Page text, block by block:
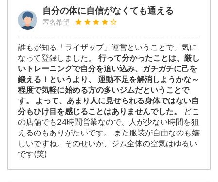
自分の体に自信がなくても通える
匿名希望
誰もが知る「ライザップ」運営ということで、気に
なって登録しました。 行って分かったことは、厳し
いトレーニングで自分を追い込み、ガチガチに己を
鍛える！というより、 運動不足を解消しようかな～
程度で気軽に始める方の多いジムだということで
す。 よって、あまり人に見せられる身体ではない自
分もひけ目を感じることはありませんでした。
どこ
の店舗でも24時間営業なので、人が少ない時間を狙
えるのもありがたいです。 また服装が自由なのも嬉
しいですね。そのせいか、ジム全体の空気はゆるい
です(笑)